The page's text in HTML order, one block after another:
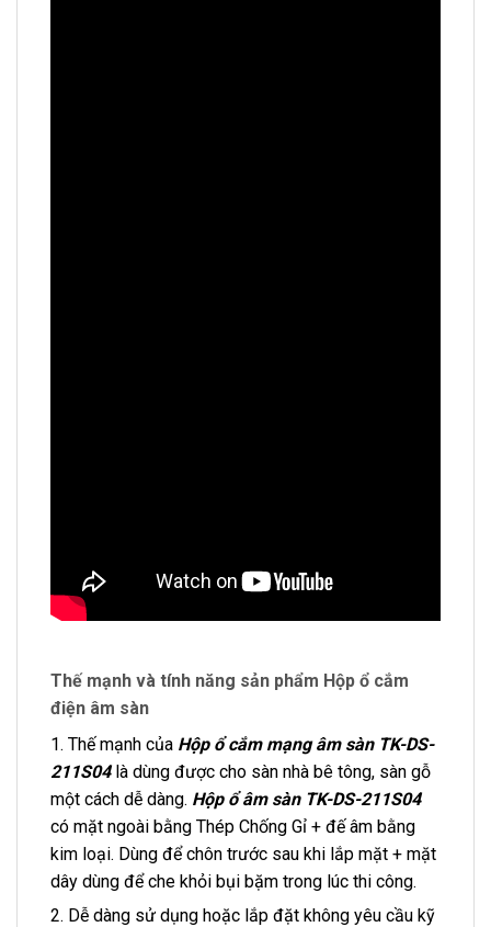
Thế mạnh và tính năng sản phẩm Hộp ổ cắm
điện âm sàn
1. Thế mạnh của Hộp ổ cắm mạng âm sàn TK-DS-
211S04là dùng được cho sàn nhà bê tông, sàn gỗ
một cách dễ dàng. Hộp ổ âm sàn TK-DS-211S04
có mặt ngoài bằng Thép Chống Gỉ + đế âm bằng
kim loại. Dùng để chôn trước sau khi lắp mặt + mặt
dây dùng để che khỏi bụi bặm trong lúc thi công.
2. Dễ dàng sử dụng hoặc lắp đặt không yêu cầu kỹ